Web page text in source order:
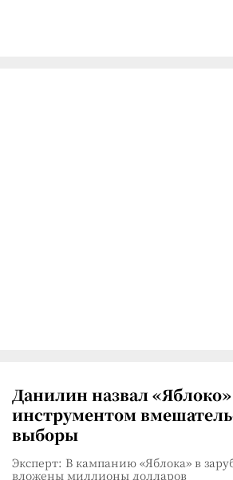
Данилин назвал «Яблоко»
инструментом
выборы
Эксперт: В кампанию «Яблока» в
вложены миллионы долларов